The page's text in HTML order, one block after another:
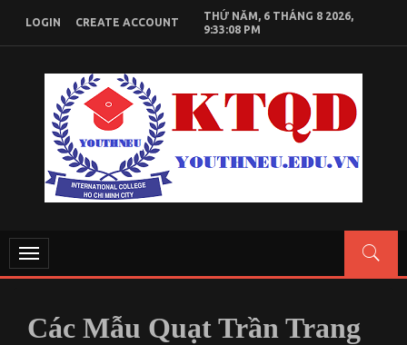
content
LOGIN CREATE ACCOUNT
THỨ NĂM, 6 THÁNG 8 2026,
9:33:09 PM
KIẾN THỨC KINH TẾ QUỐC DÂN
Toggle
navigation
Các Mẫu Quạt Trần Trang